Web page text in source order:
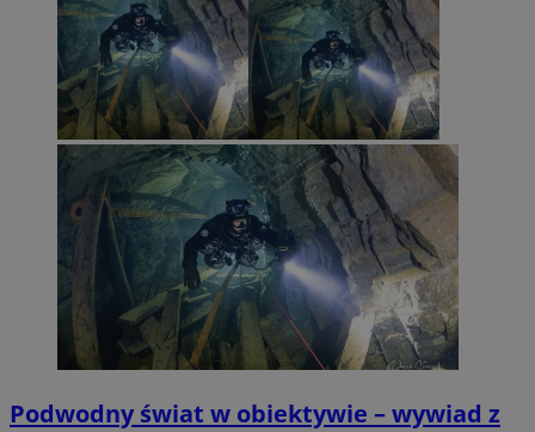
Podwodny świat w obiektywie – wywiad z